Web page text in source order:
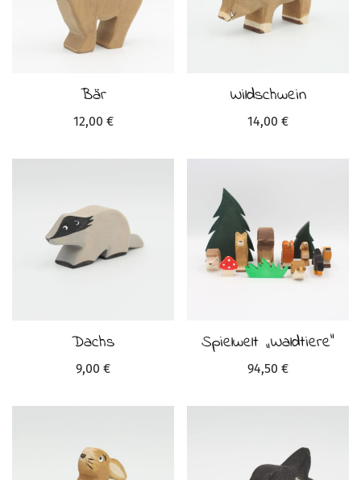
Bär
12,00 €
Wildschwein
14,00 €
Dachs
9,00 €
Spielwelt „Waldtiere“
94,50 €